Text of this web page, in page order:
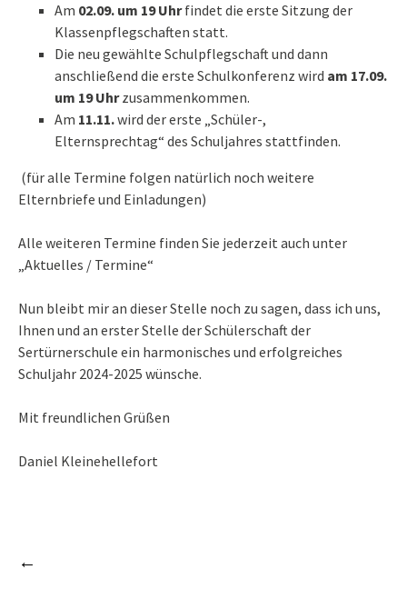
Am 02.09. um 19 Uhrfindet die erste Sitzung der
Klassenpflegschaften statt.
Die neu gewählte Schulpflegschaft und dann
anschließend die erste Schulkonferenz wird am 17.09.
um 19 Uhrzusammenkommen.
Am 11.11.wird der erste „Schüler-,
Elternsprechtag“ des Schuljahres stattfinden.
(für alle Termine folgen natürlich noch weitere
Elternbriefe und Einladungen)
Alle weiteren Termine finden Sie jederzeit auch unter
„Aktuelles / Termine“
Nun bleibt mir an dieser Stelle noch zu sagen, dass ich uns,
Ihnen und an erster Stelle der Schülerschaft der
Sertürnerschule ein harmonisches und erfolgreiches
Schuljahr 2024-2025 wünsche.
Mit freundlichen Grüßen
Daniel Kleinehellefort
Beitrags-
←